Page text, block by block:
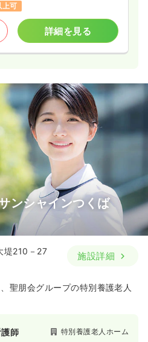
可
詳細を見る
ンシャインつくば
堤210－27
施設詳細
聖朋会グループの特別養護老人
師 特別養護老人ホーム